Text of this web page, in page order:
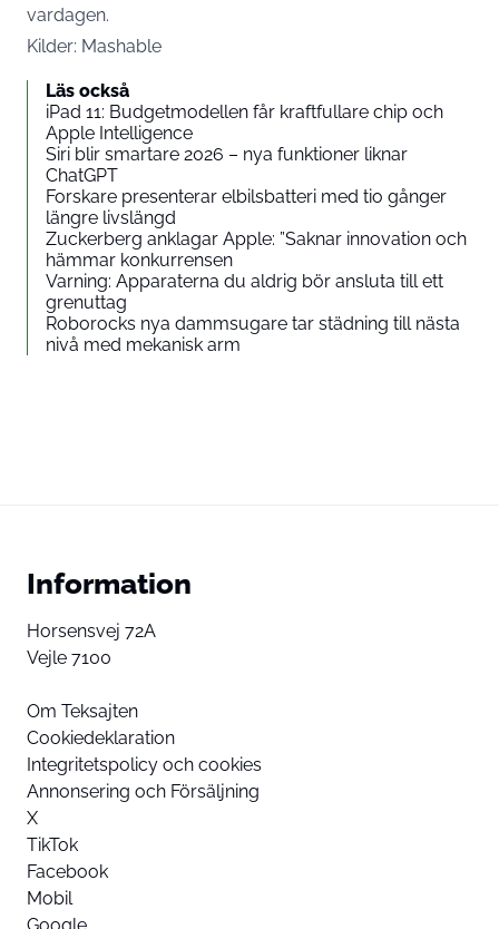
vardagen.
Kilder: Mashable
Läs också
iPad 11: Budgetmodellen får kraftfullare chip och
Apple Intelligence
Siri blir smartare 2026 – nya funktioner liknar
ChatGPT
Forskare presenterar elbilsbatteri med tio gånger
längre livslängd
Zuckerberg anklagar Apple: ”Saknar innovation och
hämmar konkurrensen
Varning: Apparaterna du aldrig bör ansluta till ett
grenuttag
Roborocks nya dammsugare tar städning till nästa
nivå med mekanisk arm
Information
Horsensvej 72A
Vejle 7100
Om Teksajten
Cookiedeklaration
Integritetspolicy och cookies
Annonsering och Försäljning
X
TikTok
Facebook
Mobil